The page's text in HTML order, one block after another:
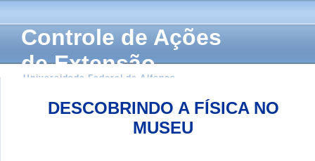
Controle de Ações
de Extensão
Universidade Federal de Alfenas
DESCOBRINDO A FÍSICA NO
MUSEU